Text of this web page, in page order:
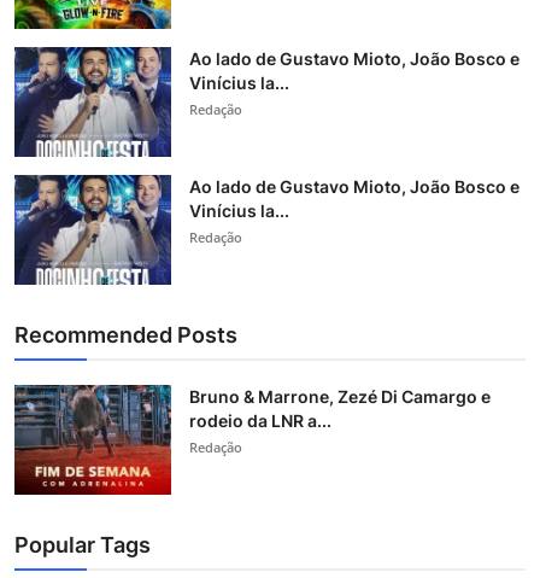
Ao lado de Gustavo Mioto, João Bosco e
Vinícius la...
Redação
Ao lado de Gustavo Mioto, João Bosco e
Vinícius la...
Redação
Recommended Posts
Bruno & Marrone, Zezé Di Camargo e
rodeio da LNR a...
Redação
Popular Tags